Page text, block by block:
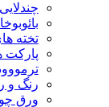
چندلایی
بائوبوخا
تخته
پارکت
رنگ و
ورق